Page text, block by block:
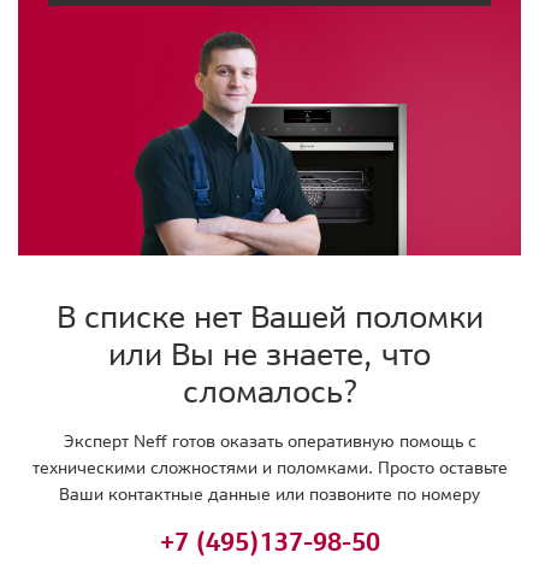
В списке нет Вашей поломки
или Вы не знаете, что
сломалось?
Эксперт Neff готов оказать оперативную помощь с
техническими сложностями и поломками. Просто оставьте
Ваши контактные данные или позвоните по номеру
+7 (495)137-98-50